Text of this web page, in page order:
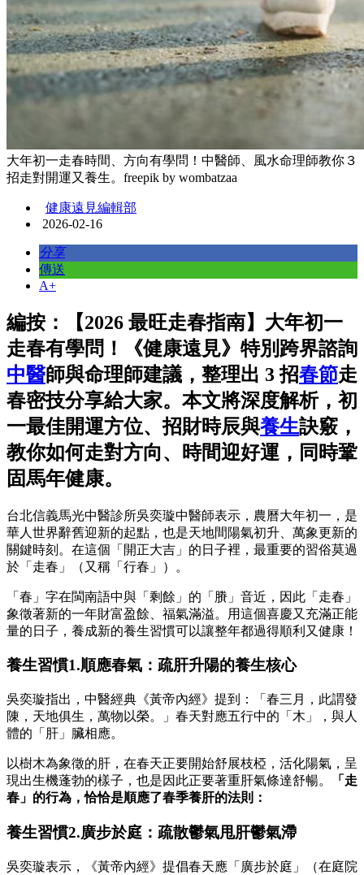
大年初一走春時間、方向有學問！中醫師、風水命理師教你３
招走對開運又養生。freepik by wombatzaa
健康遠見編輯部
2026-02-16
分享
傳送
A+
編按：【2026 最旺走春指南】大年初一
走春有學問！《健康遠見》特別跨界諮詢
中醫師與命理師建議，整理出 3 招春節走
春密技分享給大家。本文將深度解析，初
一最佳開運方位、招財時辰與養生訣竅，
教你如何走對方向、時間迎好運，同時鞏
固馬年健康。
台北信義馬光中醫診所吳奕璇中醫師表示，農曆大年初一，是
華人世界辭舊迎新的起點，也是天地間陽氣初升、萬象更新的
關鍵時刻。在這個「開正大吉」的日子裡，最重要的習俗莫過
於「走春」（又稱「行春」）。
「春」字在閩南語中與「剩餘」的「賸」音近，因此「走春」
象徵著新的一年財富盈餘、福氣滿溢。用這個喜慶又充滿正能
量的日子，養成新的養生習慣可以讓整年都過得順利又健康！
養生習慣1.順應春氣：疏肝升陽的養生核心
吳奕璇指出，中醫經典《黃帝內經》提到：「春三月，此謂發
陳，天地俱生，萬物以榮。」春天對應五行中的「木」，與人
體的「肝」臟相應。
以樹木為象徵的肝，在春天正要開始舒展枝椏，活化陽氣，呈
現出生機蓬勃的樣子，也是因此正要著重肝氣條達舒暢。
「走
春」的行為，恰恰是順應了春季養肝的法則：
養生習慣2.廣步於庭：疏散鬱氣甩肝鬱氣滯
吳奕璇表示，《黃帝內經》提倡春天應「廣步於庭」（在庭院